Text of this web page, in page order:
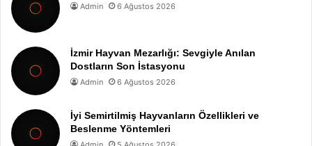
Admin 6 Ağustos 2026
İzmir Hayvan Mezarlığı: Sevgiyle Anılan
Dostların Son İstasyonu
Admin 6 Ağustos 2026
İyi Semirtilmiş Hayvanların Özellikleri ve
Beslenme Yöntemleri